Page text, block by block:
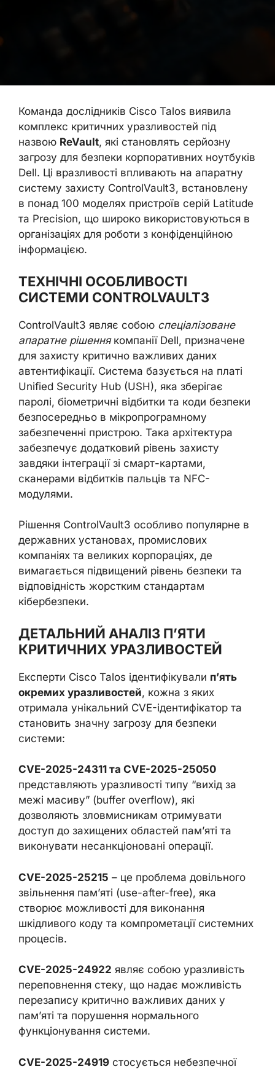
Команда дослідників Cisco Talos виявила
комплекс критичних уразливостей під
назвою ReVault, які становлять серйозну
загрозу для безпеки корпоративних ноутбуків
Dell. Ці вразливості впливають на апаратну
систему захисту ControlVault3, встановлену
в понад 100 моделях пристроїв серій Latitude
та Precision, що широко використовуються в
організаціях для роботи з конфіденційною
інформацією.
ТЕХНІЧНІ ОСОБЛИВОСТІ
СИСТЕМИ CONTROLVAULT3
ControlVault3 являє собою спеціалізоване
апаратне рішеннякомпанії Dell, призначене
для захисту критично важливих даних
автентифікації. Система базується на платі
Unified Security Hub (USH), яка зберігає
паролі, біометричні відбитки та коди безпеки
безпосередньо в мікропрограмному
забезпеченні пристрою. Така архітектура
забезпечує додатковий рівень захисту
завдяки інтеграції зі смарт-картами,
сканерами відбитків пальців та NFC-
модулями.
Рішення ControlVault3 особливо популярне в
державних установах, промислових
компаніях та великих корпораціях, де
вимагається підвищений рівень безпеки та
відповідність жорстким стандартам
кібербезпеки.
ДЕТАЛЬНИЙ АНАЛІЗ П’ЯТИ
КРИТИЧНИХ УРАЗЛИВОСТЕЙ
Експерти Cisco Talos ідентифікували п’ять
окремих уразливостей, кожна з яких
отримала унікальний CVE-ідентифікатор та
становить значну загрозу для безпеки
системи:
CVE-2025-24311 та CVE-2025-25050
представляють уразливості типу “вихід за
межі масиву” (buffer overflow), які
дозволяють зловмисникам отримувати
доступ до захищених областей пам’яті та
виконувати несанкціоновані операції.
CVE-2025-25215 – це проблема довільного
звільнення пам’яті (use-after-free), яка
створює можливості для виконання
шкідливого коду та компрометації системних
процесів.
CVE-2025-24922 являє собою уразливість
переповнення стеку, що надає можливість
перезапису критично важливих даних у
пам’яті та порушення нормального
функціонування системи.
CVE-2025-24919 стосується небезпечної